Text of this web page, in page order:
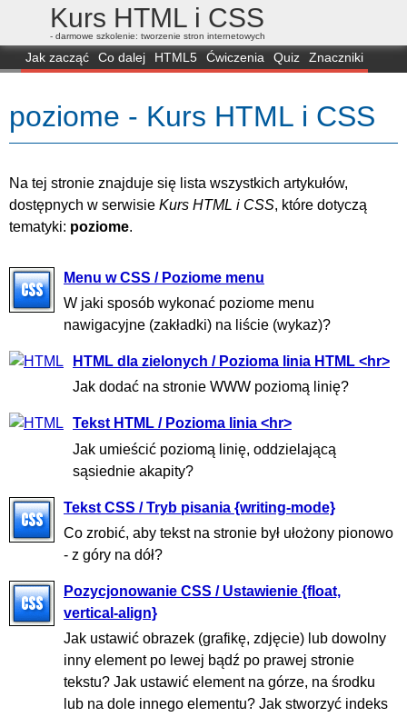
Kurs HTML i CSS
- darmowe szkolenie: tworzenie stron internetowych
Jak zacząć Co dalej HTML5 Ćwiczenia Quiz
Znaczniki
FAQ
Przeglądarki FORUM
poziome - Kurs HTML i CSS
Na tej stronie znajduje się lista wszystkich artykułów,
dostępnych w serwisie Kurs HTML i CSS, które dotyczą
tematyki: poziome.
Menu w CSS / Poziome menu
W jaki sposób wykonać poziome menu
nawigacyjne (zakładki) na liście (wykaz)?
HTML dla zielonych / Pozioma linia HTML <hr>
Jak dodać na stronie WWW poziomą linię?
Tekst HTML / Pozioma linia <hr>
Jak umieścić poziomą linię, oddzielającą
sąsiednie akapity?
Tekst CSS / Tryb pisania {writing-mode}
Co zrobić, aby tekst na stronie był ułożony pionowo
- z góry na dół?
Pozycjonowanie CSS / Ustawienie {float,
vertical-align}
Jak ustawić obrazek (grafikę, zdjęcie) lub dowolny
inny element po lewej bądź po prawej stronie
tekstu? Jak ustawić element na górze, na środku
lub na dole innego elementu? Jak stworzyć indeks